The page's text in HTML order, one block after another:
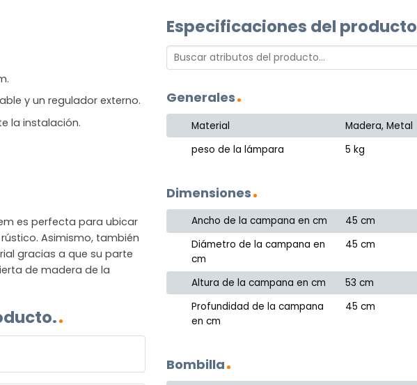
y un regulador externo.
la instalación.
es perfecta para ubicar
Asimismo, también
gracias a que su parte
de madera de la
Especificaciones del producto
Generales
Material
Madera, Metal
peso de la lámpara
5 kg
Dimensiones
Ancho de la campana en cm
45 cm
Diámetro de la campana en
cm
45 cm
Altura de la campana en cm
53 cm
Profundidad de la campana
en cm
45 cm
Bombilla